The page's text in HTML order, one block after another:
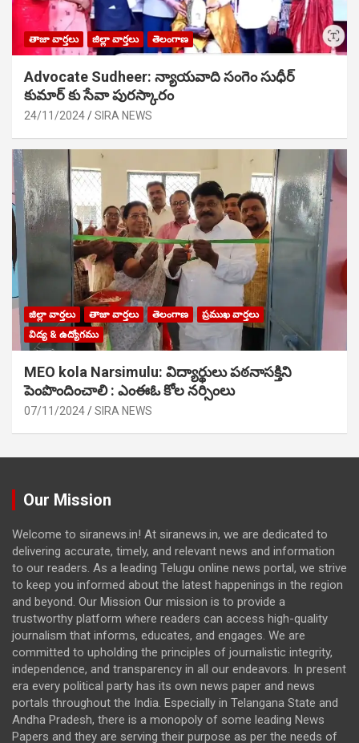
తాజా వార్తలు జిల్లా వార్తలు తెలంగాణ
Advocate Sudheer: న్యాయవాది సంగెం సుధీర్
కుమార్ కు సేవా పురస్కారం
24/11/2024 SIRA NEWS
జిల్లా వార్తలు తాజా వార్తలు తెలంగాణ
ప్రముఖ వార్తలు
విద్య & ఉద్యోగము
MEO kola Narsimulu: విద్యార్థులు పఠ‌నాసక్తిని
పెంపొందించాలి : ఎంఈఓ కోల నర్సింలు
07/11/2024 SIRA NEWS
Our Mission
Welcome to siranews.in! At siranews.in, we are dedicated to
delivering accurate, timely, and relevant news and information
to our readers. As a leading Telugu online news portal, we strive
to keep you informed about the latest happenings in the region
and beyond. Our Mission Our mission is to provide a
trustworthy platform where readers can access high-quality
journalism that informs, educates, and engages. We are
committed to upholding the principles of journalistic integrity,
independence, and transparency in all our endeavors. In present
era every political party has its own news paper and news
portals throughout the India. Especially in Telangana State and
Andha Pradesh, there is a monopoly of some leading News
Papers and they are serving their purpose as per the needs of